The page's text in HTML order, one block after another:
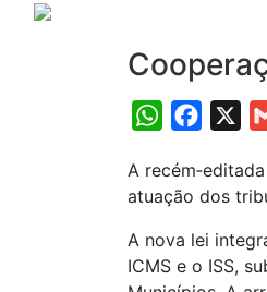
WhatsApp
A
atuação dos
A nova lei
ICMS e o ISS,